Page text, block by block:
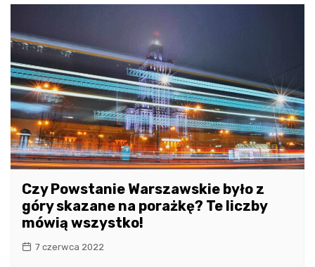
Czy Powstanie Warszawskie było z
góry skazane na porażkę? Te liczby
mówią wszystko!
7 czerwca 2022